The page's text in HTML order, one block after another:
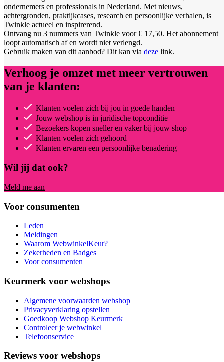
ondernemers en professionals in Nederland. Met nieuws,
achtergronden, praktijkcases, research en persoonlijke verhalen, is
Twinkle actueel en inspirerend.
Ontvang nu 3 nummers van Twinkle voor € 17,50. Het abonnement
loopt automatisch af en wordt niet verlengd.
Gebruik maken van dit aanbod? Dit kan via deze link.
Verhoog je omzet met meer vertrouwen
van je klanten:
Klanten voelen zich bij jou in goede handen
Jouw webshop is in juridische topconditie
Bezoekers kopen sneller en vaker bij jouw shop
Klanten voelen zich gehoord
Klanten ervaren een persoonlijke benadering
Wil jij dat ook?
Meld me aan
Voor consumenten
Leden
Meldingen
Waarom WebwinkelKeur?
Zekerheden en Badges
Voor consumenten
Keurmerk voor webshops
Algemene voorwaarden webshop
Privacyverklaring opstellen
Goedkoop Webshop Keurmerk
Controleer je webwinkel
Telefoonservice
Reviews voor webshops